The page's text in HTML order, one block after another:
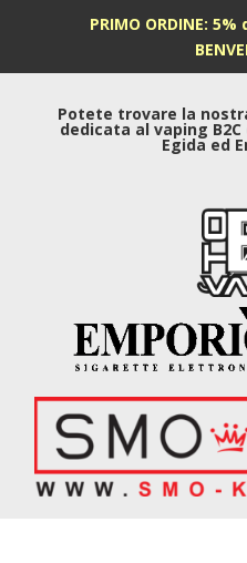
PRIMO ORDINE:
Potete trovare la
dedicata al vaping
Egida ed